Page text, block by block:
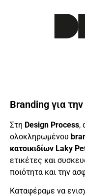
Branding για
Στη Design Process,
ολοκληρωμένου
κατοικιδίων Laky
ετικέτες και
ποιότητα και την
Καταφέραμε να